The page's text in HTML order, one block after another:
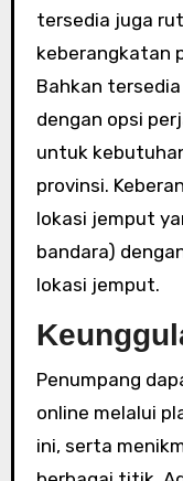
tersedia juga
keberangkatan
Bahkan
dengan opsi
untuk
provinsi.
lokasi jemput
bandara)
lokasi jemput.
Penumpang
online melalui
ini, serta